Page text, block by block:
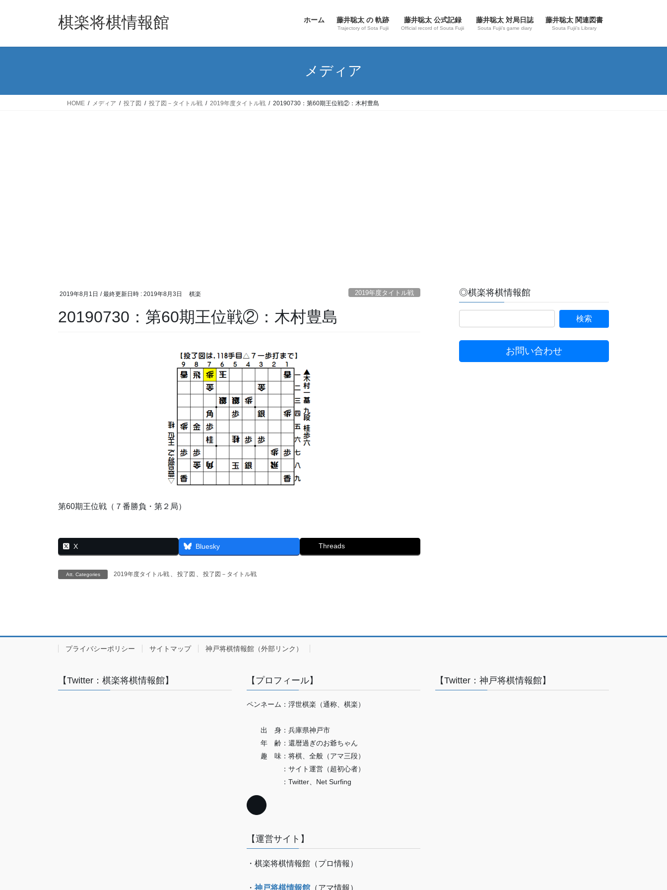
棋楽将棋情報館 ホーム 藤井聡太 の 軌跡
Trajectory of Sota Fujii
藤井聡太 公式記録
Official record of Souta Fujii
藤井聡太 対局日誌
Souta Fujii’s game diary
藤井聡太 関連図書
Souta Fujii’s Library
メディア
HOME メディア 投了図 投了図－タイトル戦 2019年度タイトル戦 20190730：第60期王位戦②：木村豊島
2019年8月1日 / 最終更新日時 : 2019年8月3日 棋楽 2019年度タイトル戦
20190730：第60期王位戦②：木村豊島
第60期王位戦（７番勝負・第２局）
X Bluesky Threads
Att. Categories 2019年度タイトル戦 、 投了図 、 投了図－タイトル戦
◎棋楽将棋情報館
お問い合わせ
プライバシーポリシー サイトマップ 神戸将棋情報館（外部リンク）
【Twitter：棋楽将棋情報館】 【プロフィール】
ペンネーム：浮世棋楽（通称、棋楽）
出 身：兵庫県神戸市
年 齢：還暦過ぎのお爺ちゃん
趣 味：将棋、全般（アマ三段）
：サイト運営（超初心者）
：Twitter、Net Surfing
【運営サイト】
・棋楽将棋情報館（プロ情報）
・ 神戸将棋情報館 （アマ情報）
【Twitter：神戸将棋情報館】